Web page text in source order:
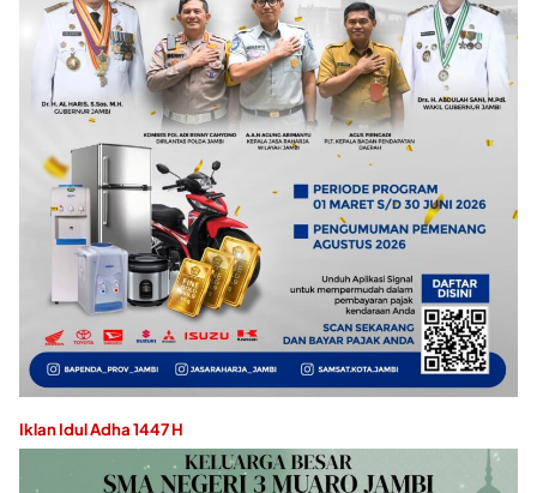
Iklan Idul Adha 1447 H